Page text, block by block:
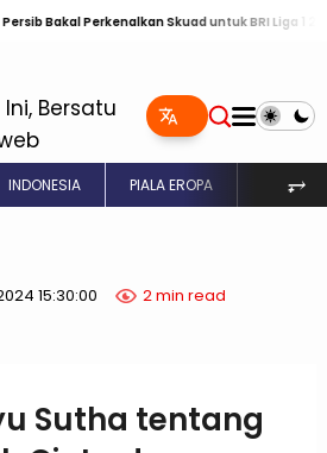
Perkenalkan Skuad untuk BRI Liga 1 2024 /
INDONESIA PIALA EROPA INGGRIS
⥅
15:30:00 2 min read
Sutha tentang